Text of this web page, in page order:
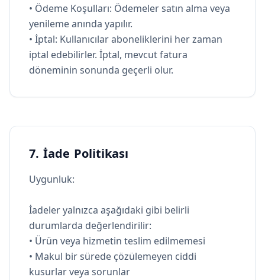
• Ödeme Koşulları: Ödemeler satın alma veya
yenileme anında yapılır.
• İptal: Kullanıcılar aboneliklerini her zaman
iptal edebilirler. İptal, mevcut fatura
döneminin sonunda geçerli olur.
7. İade Politikası
Uygunluk:
İadeler yalnızca aşağıdaki gibi belirli
durumlarda değerlendirilir:
• Ürün veya hizmetin teslim edilmemesi
• Makul bir sürede çözülemeyen ciddi
kusurlar veya sorunlar